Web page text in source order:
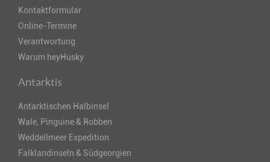
Kontaktformular
Online-Termine
Verantwortung
Warum heyHusky
Antarktis
Antarktischen Halbinsel
Wale, Pinguine & Robben
Weddellmeer Expedition
Falklandinseln & Südgeorgien